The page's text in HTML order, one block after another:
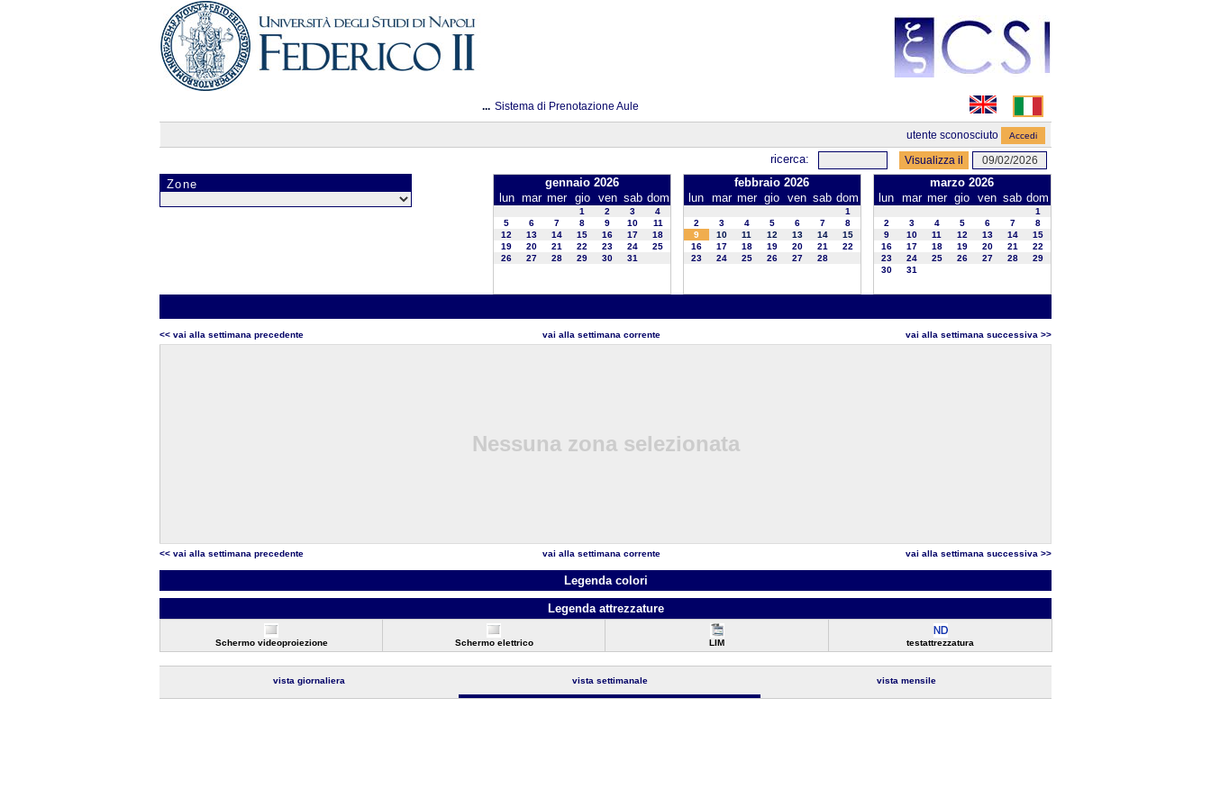
... Sistema di Prenotazione Aule
utente sconosciuto
ricerca:
gennaio 2026
lun mar mer gio ven sab dom
1 2 3
4
5
6 7 8 9 10
11
12
13 14 15 16 17
18
19
20 21 22 23 24
25
26
27 28 29 30 31
febbraio 2026
lun mar mer gio ven sab dom
1
2
3 4 5 6 7
8
9
10 11 12 13 14
15
16
17 18 19 20 21
22
23
24 25 26 27 28
marzo 2026
lun mar mer gio ven sab dom
1
2
3 4 5 6 7
8
9
10 11 12 13 14
15
16
17 18 19 20 21
22
23
24 25 26 27 28
29
30
31
Zone
<< vai alla settimana precedente vai alla settimana corrente vai alla settimana successiva >>
Nessuna zona selezionata
<< vai alla settimana precedente vai alla settimana corrente vai alla settimana successiva >>
Legenda colori
Legenda attrezzature
Schermo videoproiezione Schermo elettrico LIM testattrezzatura
vista giornaliera vista settimanale vista mensile